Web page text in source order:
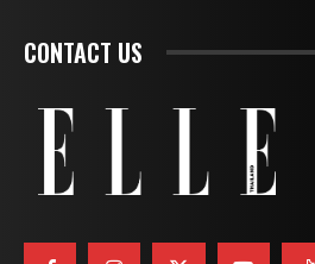
CONTACT US